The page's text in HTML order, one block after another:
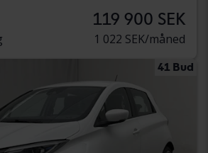
119 900 SEK
1 022 SEK/måned
41 Bud